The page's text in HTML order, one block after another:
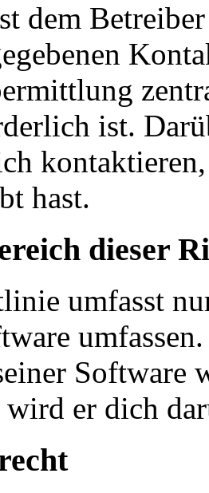
dem
ist.
hast.
dieser
umfasst
Software
er dich